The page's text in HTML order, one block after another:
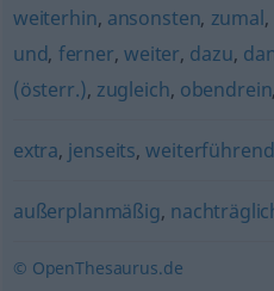
weiterhin, ansonsten, zumal,
und, ferner,weiter, dazu,
(österr.), zugleich, obendrein,
extra, jenseits,weiterführend
außerplanmäßig,
© OpenThesaurus.de